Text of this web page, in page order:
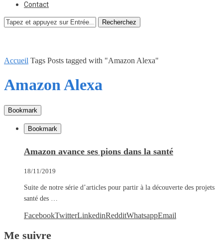
Contact
Recherchez
Accueil Tags Posts tagged with "Amazon Alexa"
Amazon Alexa
Bookmark
Bookmark
Amazon avance ses pions dans la santé
18/11/2019
Suite de notre série d’articles pour partir à la découverte des projets
santé des …
FacebookTwitterLinkedinRedditWhatsappEmail
Me suivre